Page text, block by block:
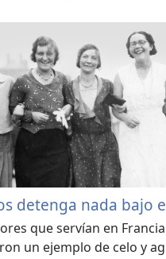
detenga nada bajo
que servían en
un ejemplo de celo y